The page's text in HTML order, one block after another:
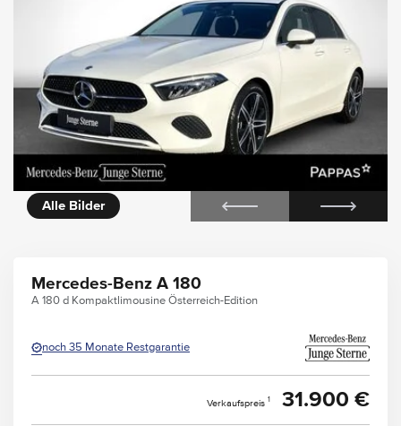
Alle Bilder
Mercedes-Benz A 180
A 180 d Kompaktlimousine Österreich-Edition
noch 35 Monate Restgarantie
Verkaufspreis 1 31.900 €